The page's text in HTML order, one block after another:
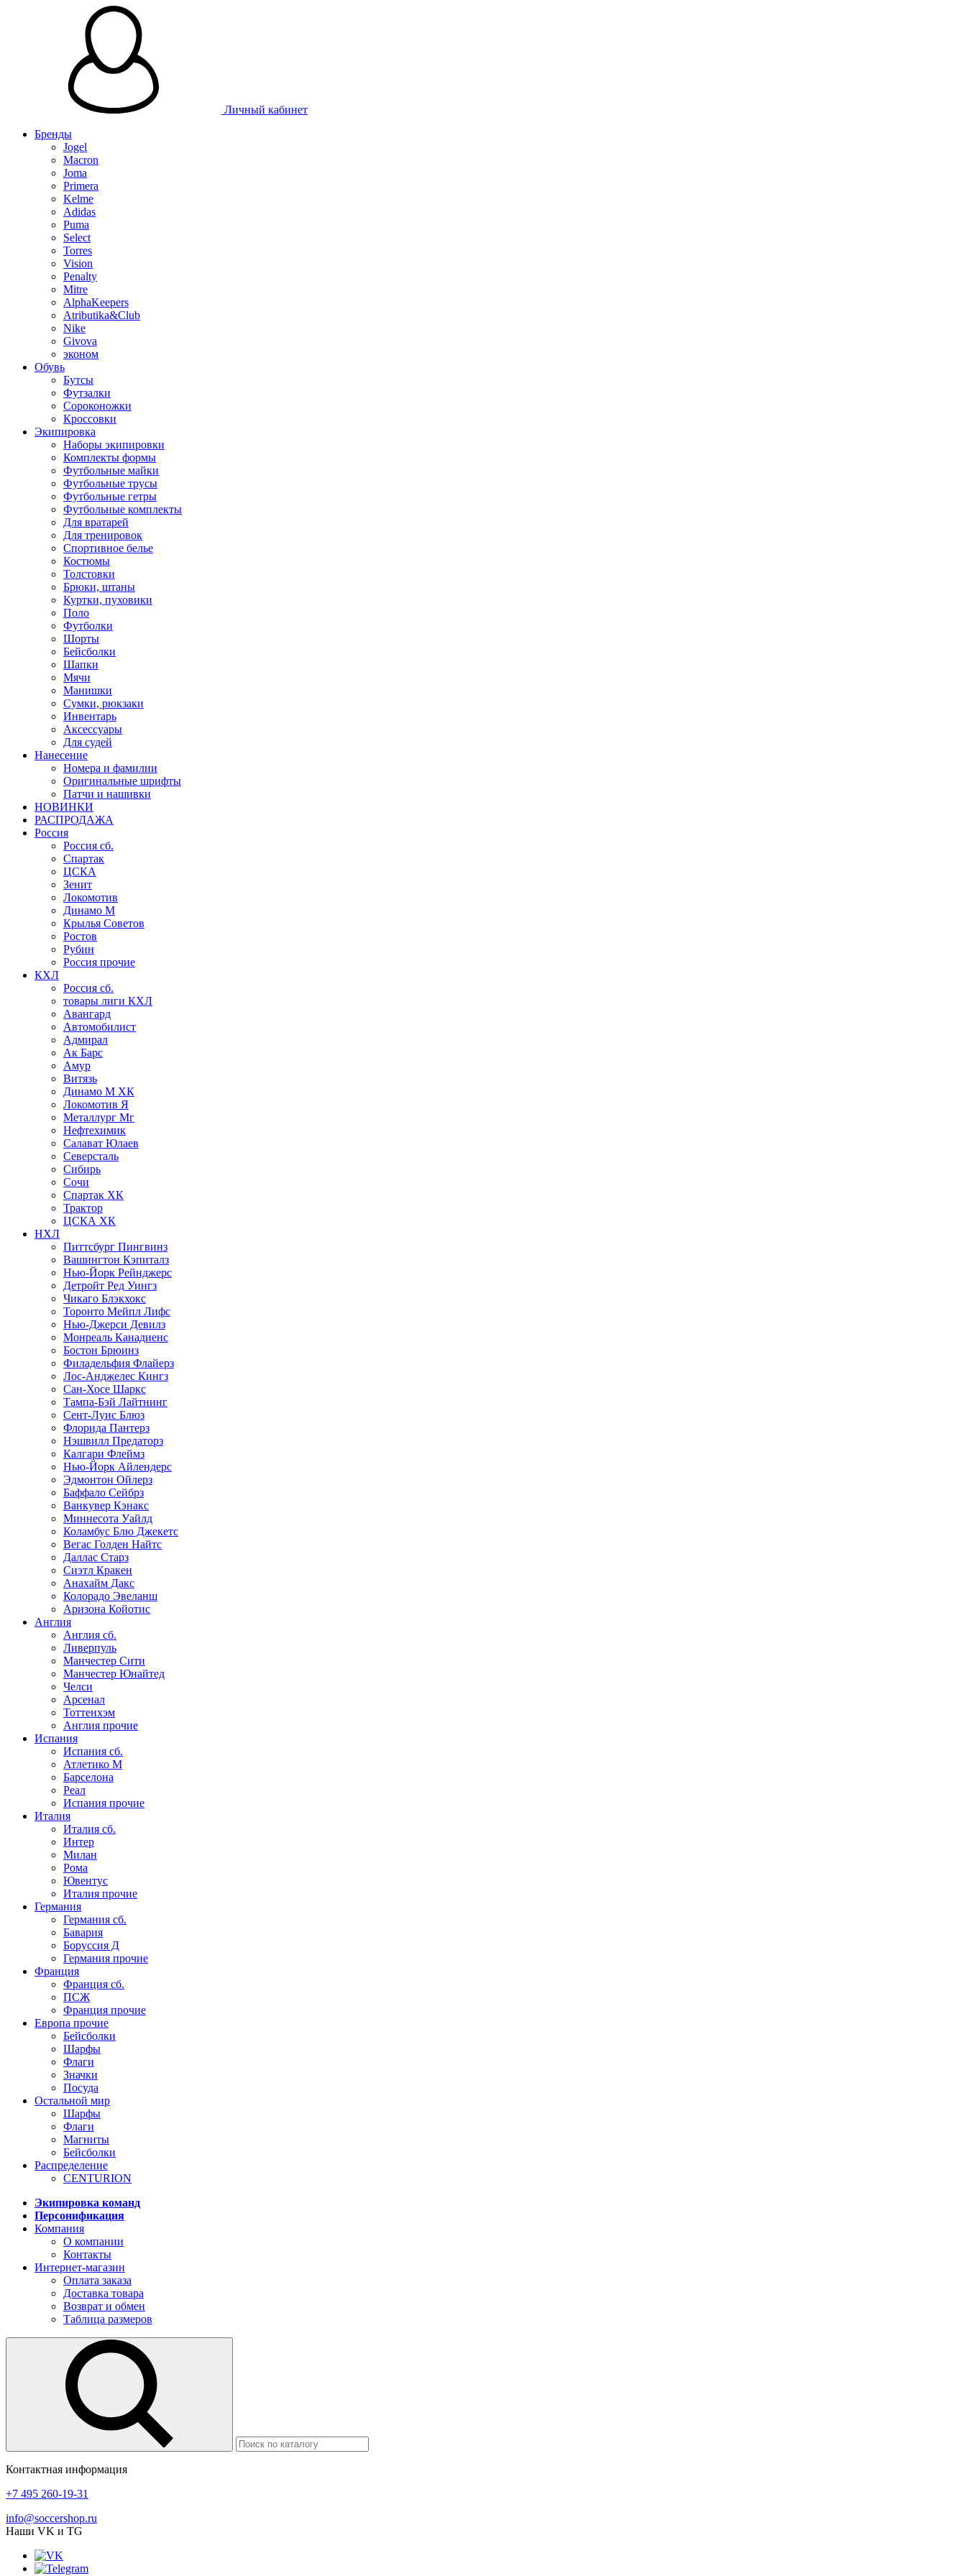
Личный кабинет
Бренды
Jogel
Macron
Joma
Primera
Kelme
Adidas
Puma
Select
Torres
Vision
Penalty
Mitre
AlphaKeepers
Atributika&Club
Nike
Givova
эконом
Обувь
Бутсы
Футзалки
Сороконожки
Кроссовки
Экипировка
Наборы экипировки
Комплекты формы
Футбольные майки
Футбольные трусы
Футбольные гетры
Футбольные комплекты
Для вратарей
Для тренировок
Спортивное белье
Костюмы
Толстовки
Брюки, штаны
Куртки, пуховики
Поло
Футболки
Шорты
Бейсболки
Шапки
Мячи
Манишки
Сумки, рюкзаки
Инвентарь
Аксессуары
Для судей
Нанесение
Номера и фамилии
Оригинальные шрифты
Патчи и нашивки
НОВИНКИ
РАСПРОДАЖА
Россия
Россия сб.
Спартак
ЦСКА
Зенит
Локомотив
Динамо М
Крылья Советов
Ростов
Рубин
Россия прочие
КХЛ
Россия сб.
товары лиги КХЛ
Авангард
Автомобилист
Адмирал
Ак Барс
Амур
Витязь
Динамо М ХК
Локомотив Я
Металлург Мг
Нефтехимик
Салават Юлаев
Северсталь
Сибирь
Сочи
Спартак ХК
Трактор
ЦСКА ХК
НХЛ
Питтсбург Пингвинз
Вашингтон Кэпиталз
Нью-Йорк Рейнджерс
Детройт Ред Уингз
Чикаго Блэкхокс
Торонто Мейпл Лифс
Нью-Джерси Девилз
Монреаль Канадиенс
Бостон Брюинз
Филадельфия Флайерз
Лос-Анджелес Кингз
Сан-Хосе Шаркс
Тампа-Бэй Лайтнинг
Сент-Луис Блюз
Флорида Пантерз
Нэшвилл Предаторз
Калгари Флеймз
Нью-Йорк Айлендерс
Эдмонтон Ойлерз
Баффало Сейбрз
Ванкувер Кэнакс
Миннесота Уайлд
Коламбус Блю Джекетс
Вегас Голден Найтс
Даллас Старз
Сиэтл Кракен
Анахайм Дакс
Колорадо Эвеланш
Аризона Койотис
Англия
Англия сб.
Ливерпуль
Манчестер Сити
Манчестер Юнайтед
Челси
Арсенал
Тоттенхэм
Англия прочие
Испания
Испания сб.
Атлетико М
Барселона
Реал
Испания прочие
Италия
Италия сб.
Интер
Милан
Рома
Ювентус
Италия прочие
Германия
Германия сб.
Бавария
Боруссия Д
Германия прочие
Франция
Франция сб.
ПСЖ
Франция прочие
Европа прочие
Бейсболки
Шарфы
Флаги
Значки
Посуда
Остальной мир
Шарфы
Флаги
Магниты
Бейсболки
Распределение
CENTURION
Экипировка команд
Персонификация
Компания
О компании
Контакты
Интернет-магазин
Оплата заказа
Доставка товара
Возврат и обмен
Таблица размеров
Контактная информация
+7 495 260-19-31
info@soccershop.ru
Наши VK и TG